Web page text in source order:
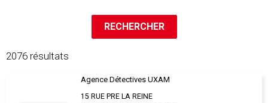
2076 résultats
Agence Détectives UXAM
15 RUE PRE LA REINE